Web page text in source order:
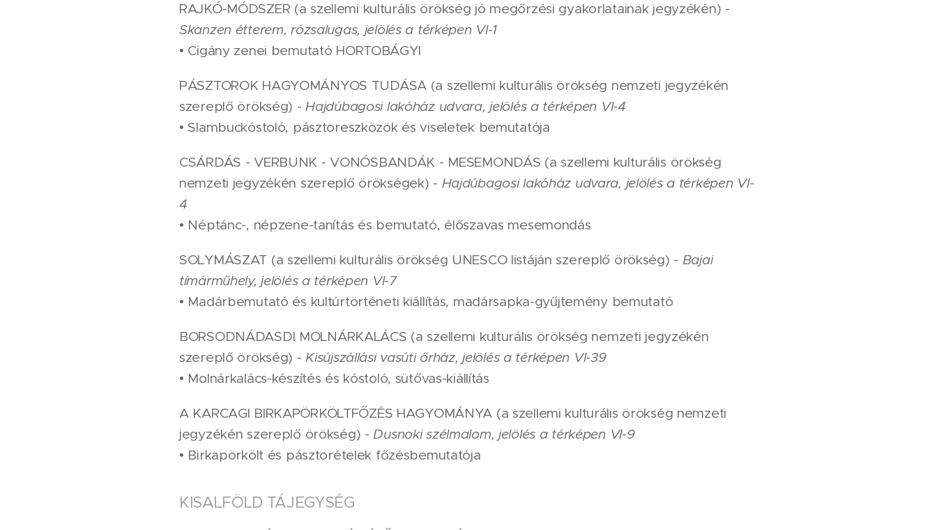
RAJKÓ-MÓDSZER (a szellemi kulturális örökség jó megőrzési gyakorlatainak jegyzékén) -
Skanzen étterem, rózsalugas, jelölés a térképen VI-1
• Cigány zenei bemutató HORTOBÁGYI
PÁSZTOROK HAGYOMÁNYOS TUDÁSA (a szellemi kulturális örökség nemzeti jegyzékén
szereplő örökség) -Hajdúbagosi lakóház udvara, jelölés a térképen VI-4
• Slambuckóstoló, pásztoreszközök és viseletek bemutatója
CSÁRDÁS - VERBUNK - VONÓSBANDÁK - MESEMONDÁS (a szellemi kulturális örökség
nemzeti jegyzékén szereplő örökségek) - Hajdúbagosi lakóház udvara, jelölés a térképen VI-
4
• Néptánc-, népzene-tanítás és bemutató, élőszavas mesemondás
SOLYMÁSZAT (a szellemi kulturális örökség UNESCO listáján szereplő örökség) - Bajai
tímárműhely, jelölés a térképen VI-7
• Madárbemutató és kultúrtörténeti kiállítás, madársapka-gyűjtemény bemutató
BORSODNÁDASDI MOLNÁRKALÁCS (a szellemi kulturális örökség nemzeti jegyzékén
szereplő örökség) -Kisújszállási vasúti őrház, jelölés a térképen VI-39
• Molnárkalács-készítés és kóstoló, sütővas-kiállítás
A KARCAGI BIRKAPÖRKÖLTFŐZÉS HAGYOMÁNYA (a szellemi kulturális örökség nemzeti
jegyzékén szereplő örökség) - Dusnoki szélmalom, jelölés a térképen VI-9
• Birkapörkölt és pásztorételek főzésbemutatója
KISALFÖLD TÁJEGYSÉG